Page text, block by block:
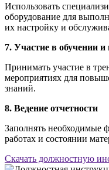
Использовать
оборудование для
их настройку и
7. Участие в обучении
Принимать участие в
мероприятиях для
знаний.
8. Ведение отчетности
Заполнять
работах и состоянии
Скачать должностную